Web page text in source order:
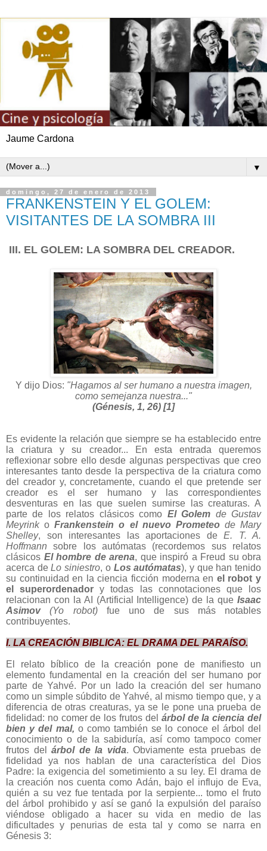
Jaume Cardona
▼
domingo, 27 de enero de 2013
FRANKENSTEIN Y EL GOLEM:
VISITANTES DE LA SOMBRA III
III. EL GOLEM: LA SOMBRA DEL CREADOR.
Y dijo Dios: "Hagamos al ser humano a nuestra imagen,
como semejanza nuestra..."
(Génesis, 1, 26) [1]
Es evidente la relación que siempre se ha establecido entre
la criatura y su creador... En esta entrada queremos
reflexionar sobre ello desde algunas perspectivas que creo
interesantes tanto desde la perspectiva de la criatura como
del creador y, concretamente, cuando el que pretende ser
creador es el ser humano y las correspondientes
desventuras en las que suelen sumirse las creaturas. A
parte de los relatos clásicos como El Golem de Gustav
Meyrinko Frankenstein o el nuevo Prometeo de Mary
Shelley, son interesantes las aportaciones de
E. T. A.
Hoffmann sobre los autómatas (recordemos sus relatos
clásicos El hombre de arena, que inspiró a Freud su obra
acerca de Lo siniestro, o Los autómatas), y que han tenido
su continuidad en la ciencia ficción moderna en el robot y
el superordenador y todas las connotaciones que los
relacionan con la AI (Artificial Intelligence) de la que Isaac
Asimov
(Yo robot)fue uno de sus más notables
contribuyentes.
I. LA CREACIÓN BIBLICA: EL DRAMA DEL PARAÍSO.
El relato bíblico de la creación pone de manifiesto un
elemento fundamental en la creación del ser humano por
parte de Yahvé. Por un lado la creación del ser humano
como un simple súbdito de Yahvé, al mismo tiempo que, y a
diferencia de otras creaturas, ya se le pone una prueba de
fidelidad: no comer de los frutos del árbol de la ciencia del
bien y del mal, o como también se lo conoce el árbol del
conocimiento o de la sabiduría, así como tampoco comer
frutos delárbol de la vida. Obviamente esta pruebas de
fidelidad ya nos hablan de una característica del Dios
Padre: la exigencia del sometimiento a su ley. El drama de
la creación nos cuenta como Adán, bajo el influjo de Eva,
quién a su vez fue tentada por la serpiente... tomo el fruto
del árbol prohibido y así se ganó la expulsión del paraíso
viéndose obligado a hacer su vida en medio de las
dificultades y penurias de esta tal y como se narra en
Génesis 3: